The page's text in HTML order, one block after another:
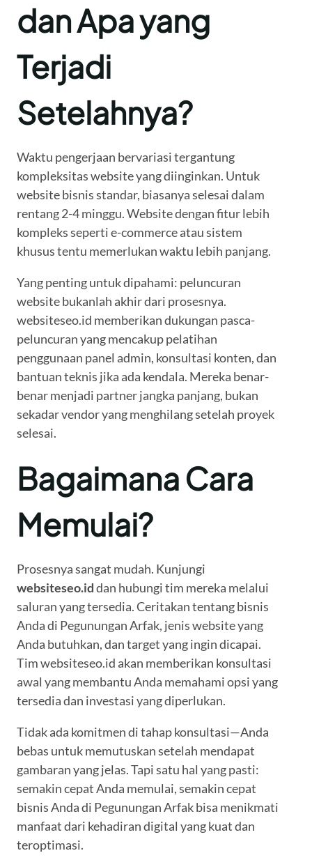
dan Apa yang
Terjadi
Setelahnya?
Waktu pengerjaan bervariasi tergantung
kompleksitas website yang diinginkan. Untuk
website bisnis standar, biasanya selesai dalam
rentang 2-4 minggu. Website dengan fitur lebih
kompleks seperti e-commerce atau sistem
khusus tentu memerlukan waktu lebih panjang.
Yang penting untuk dipahami: peluncuran
website bukanlah akhir dari prosesnya.
websiteseo.id memberikan dukungan pasca-
peluncuran yang mencakup pelatihan
penggunaan panel admin, konsultasi konten, dan
bantuan teknis jika ada kendala. Mereka benar-
benar menjadi partner jangka panjang, bukan
sekadar vendor yang menghilang setelah proyek
selesai.
Bagaimana Cara
Memulai?
Prosesnya sangat mudah. Kunjungi
websiteseo.iddan hubungi tim mereka melalui
saluran yang tersedia. Ceritakan tentang bisnis
Anda di Pegunungan Arfak, jenis website yang
Anda butuhkan, dan target yang ingin dicapai.
Tim websiteseo.id akan memberikan konsultasi
awal yang membantu Anda memahami opsi yang
tersedia dan investasi yang diperlukan.
Tidak ada komitmen di tahap konsultasi—Anda
bebas untuk memutuskan setelah mendapat
gambaran yang jelas. Tapi satu hal yang pasti:
semakin cepat Anda memulai, semakin cepat
bisnis Anda di Pegunungan Arfak bisa menikmati
manfaat dari kehadiran digital yang kuat dan
teroptimasi.